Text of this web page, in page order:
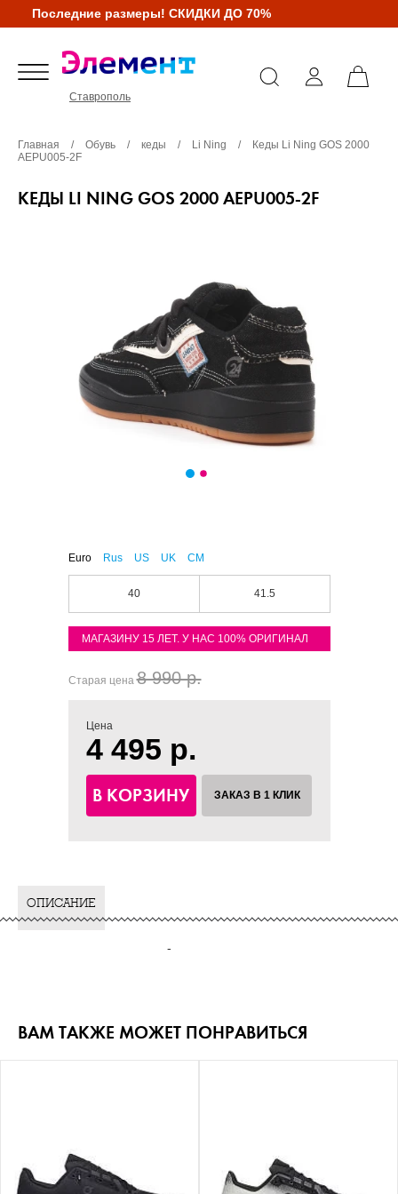
Последние размеры! СКИДКИ ДО 70%
Ставрополь
Главная / Обувь / кеды / Li Ning /
Кеды Li Ning GOS 2000
AEPU005-2F
КЕДЫ LI NING GOS 2000 AEPU005-2F
Euro Rus US UK CM
40 41.5
МАГАЗИНУ 15 ЛЕТ. У НАС 100% ОРИГИНАЛ
Старая цена8 990 р.
Цена
4 495 р.
В КОРЗИНУ ЗАКАЗ В 1 КЛИК
ОПИСАНИЕ
-
ВАМ ТАКЖЕ МОЖЕТ ПОНРАВИТЬСЯ